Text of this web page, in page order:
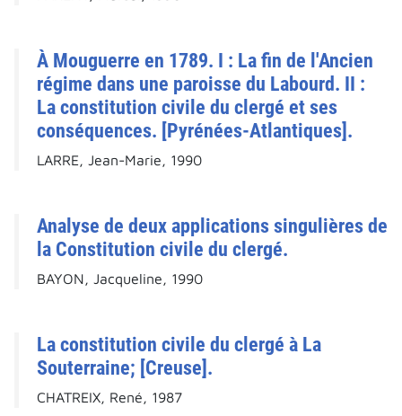
À Mouguerre en 1789. I : La fin de l'Ancien
régime dans une paroisse du Labourd. II :
La constitution civile du clergé et ses
conséquences. [Pyrénées-Atlantiques].
LARRE, Jean-Marie, 1990
Analyse de deux applications singulières de
la Constitution civile du clergé.
BAYON, Jacqueline, 1990
La constitution civile du clergé à La
Souterraine; [Creuse].
CHATREIX, René, 1987